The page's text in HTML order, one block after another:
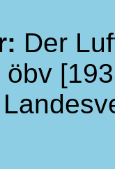
Der